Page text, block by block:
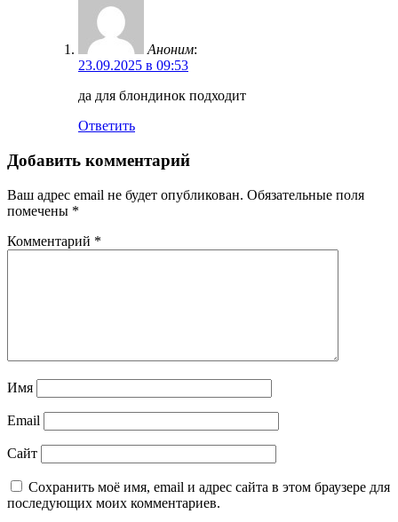
Аноним:
23.09.2025 в 09:53
да для блондинок подходит
Ответить
Добавить комментарий
Ваш адрес email не будет опубликован. Обязательные поля
помечены *
Комментарий *
Имя
Email
Сайт
Сохранить моё имя, email и адрес сайта в этом браузере для
последующих моих комментариев.